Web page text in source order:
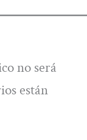
no será
están